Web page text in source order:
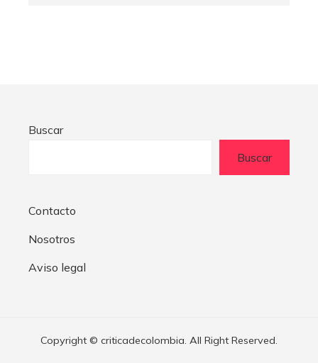
Buscar
Buscar
Contacto
Nosotros
Aviso legal
Copyright © criticadecolombia. All Right Reserved.